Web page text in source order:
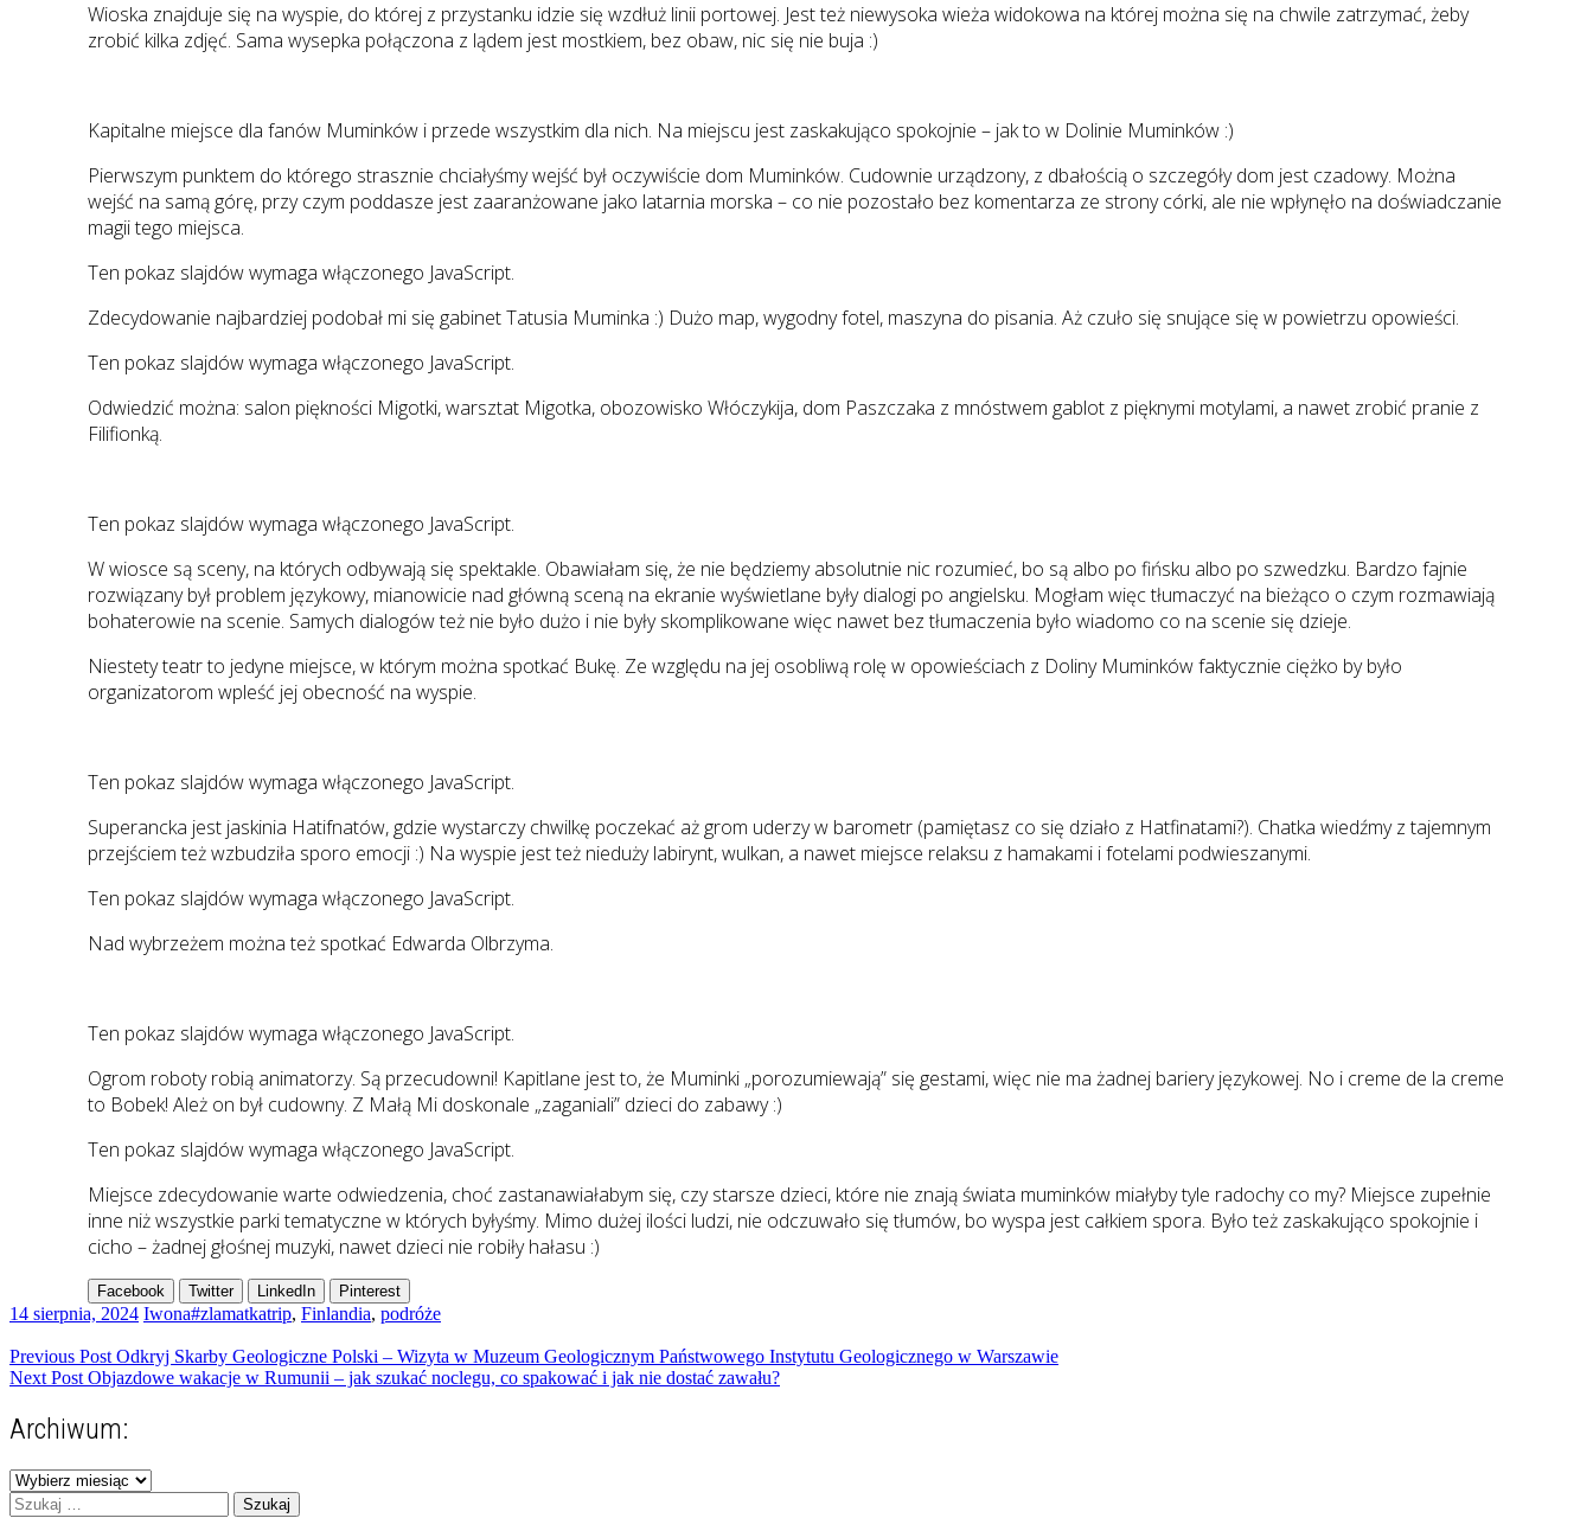
Wioska znajduje się na wyspie, do której z przystanku idzie się wzdłuż linii portowej. Jest też niewysoka wieża widokowa na której można się na chwile zatrzymać, żeby
zrobić kilka zdjęć. Sama wysepka połączona z lądem jest mostkiem, bez obaw, nic się nie buja :)
Kapitalne miejsce dla fanów Muminków i przede wszystkim dla nich. Na miejscu jest zaskakująco spokojnie – jak to w Dolinie Muminków :)
Pierwszym punktem do którego strasznie chciałyśmy wejść był oczywiście dom Muminków. Cudownie urządzony, z dbałością o szczegóły dom jest czadowy. Można
wejść na samą górę, przy czym poddasze jest zaaranżowane jako latarnia morska – co nie pozostało bez komentarza ze strony córki, ale nie wpłynęło na doświadczanie
magii tego miejsca.
Ten pokaz slajdów wymaga włączonego JavaScript.
Zdecydowanie najbardziej podobał mi się gabinet Tatusia Muminka :) Dużo map, wygodny fotel, maszyna do pisania. Aż czuło się snujące się w powietrzu opowieści.
Ten pokaz slajdów wymaga włączonego JavaScript.
Odwiedzić można: salon piękności Migotki, warsztat Migotka, obozowisko Włóczykija, dom Paszczaka z mnóstwem gablot z pięknymi motylami, a nawet zrobić pranie z
Filifionką.
Ten pokaz slajdów wymaga włączonego JavaScript.
W wiosce są sceny, na których odbywają się spektakle. Obawiałam się, że nie będziemy absolutnie nic rozumieć, bo są albo po fińsku albo po szwedzku. Bardzo fajnie
rozwiązany był problem językowy, mianowicie nad główną sceną na ekranie wyświetlane były dialogi po angielsku. Mogłam więc tłumaczyć na bieżąco o czym rozmawiają
bohaterowie na scenie. Samych dialogów też nie było dużo i nie były skomplikowane więc nawet bez tłumaczenia było wiadomo co na scenie się dzieje.
Niestety teatr to jedyne miejsce, w którym można spotkać Bukę. Ze względu na jej osobliwą rolę w opowieściach z Doliny Muminków faktycznie ciężko by było
organizatorom wpleść jej obecność na wyspie.
Ten pokaz slajdów wymaga włączonego JavaScript.
Superancka jest jaskinia Hatifnatów, gdzie wystarczy chwilkę poczekać aż grom uderzy w barometr (pamiętasz co się działo z Hatfinatami?). Chatka wiedźmy z tajemnym
przejściem też wzbudziła sporo emocji :) Na wyspie jest też nieduży labirynt, wulkan, a nawet miejsce relaksu z hamakami i fotelami podwieszanymi.
Ten pokaz slajdów wymaga włączonego JavaScript.
Nad wybrzeżem można też spotkać Edwarda Olbrzyma.
Ten pokaz slajdów wymaga włączonego JavaScript.
Ogrom roboty robią animatorzy. Są przecudowni! Kapitlane jest to, że Muminki „porozumiewają” się gestami, więc nie ma żadnej bariery językowej. No i creme de la creme
to Bobek! Ależ on był cudowny. Z Małą Mi doskonale „zaganiali” dzieci do zabawy :)
Ten pokaz slajdów wymaga włączonego JavaScript.
Miejsce zdecydowanie warte odwiedzenia, choć zastanawiałabym się, czy starsze dzieci, które nie znają świata muminków miałyby tyle radochy co my? Miejsce zupełnie
inne niż wszystkie parki tematyczne w których byłyśmy. Mimo dużej ilości ludzi, nie odczuwało się tłumów, bo wyspa jest całkiem spora. Było też zaskakująco spokojnie i
cicho – żadnej głośnej muzyki, nawet dzieci nie robiły hałasu :)
Facebook Twitter LinkedIn Pinterest
14 sierpnia, 2024 Iwona#zlamatkatrip, Finlandia, podróże
Nawigacja
wpisu
Previous Post Odkryj Skarby Geologiczne Polski – Wizyta w Muzeum Geologicznym Państwowego Instytutu Geologicznego w Warszawie
Next Post Objazdowe wakacje w Rumunii – jak szukać noclegu, co spakować i jak nie dostać zawału?
Archiwum:
Archiwum:
Szukaj: